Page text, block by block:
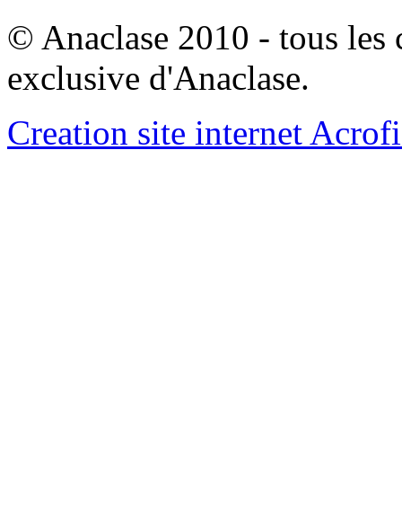
© Anaclase 2010 - tous les
exclusive d'Anaclase.
Creation site internet